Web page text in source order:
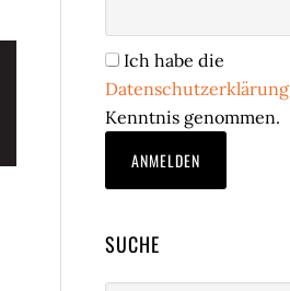
Ich habe die
Datenschutzerklärung
Kenntnis genommen.
SUCHE